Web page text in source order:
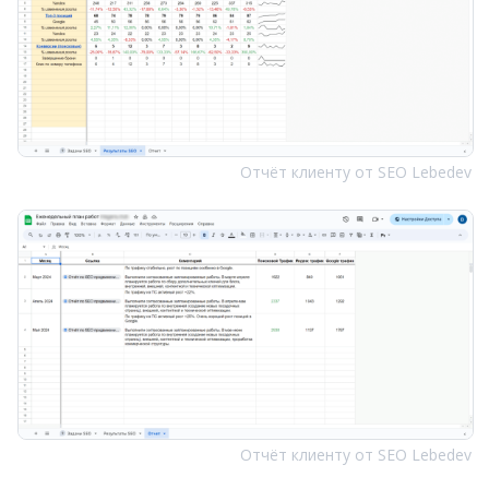
Отчёт клиенту от SEO Lebedev
Отчёт клиенту от SEO Lebedev